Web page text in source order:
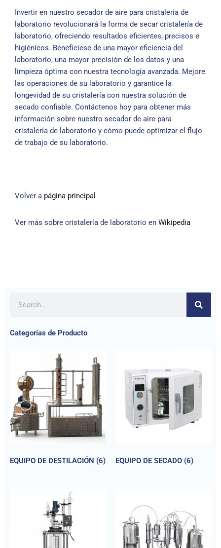
Invertir en nuestro secador de aire para cristalería de
laboratorio revolucionará la forma de secar cristalería de
laboratorio, ofreciendo resultados eficientes, precisos e
higiénicos. Benefíciese de una mayor eficiencia del
laboratorio, una mayor precisión de los datos y una
limpieza óptima con nuestra tecnología avanzada. Mejore
las operaciones de su laboratorio y garantice la
longevidad de su cristalería con nuestra solución de
secado confiable. Contáctenos hoy para obtener más
información sobre nuestro secador de aire para
cristalería de laboratorio y cómo puede optimizar el flujo
de trabajo de su laboratorio.
Volver a página principal
Ver más sobre cristalería de laboratorio en Wikipedia
Categorías de Producto
EQUIPO DE DESTILACIÓN (6) EQUIPO DE SECADO (6)